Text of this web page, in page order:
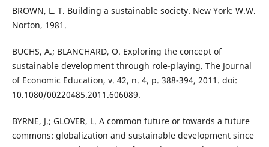
BROWN, L. T. Building a sustainable society. New York: W.W.
Norton, 1981.
BUCHS, A.; BLANCHARD, O. Exploring the concept of
sustainable development through role-playing. The Journal
of Economic Education, v. 42, n. 4, p. 388-394, 2011. doi:
10.1080/00220485.2011.606089.
BYRNE, J.; GLOVER, L. A common future or towards a future
commons: globalization and sustainable development since